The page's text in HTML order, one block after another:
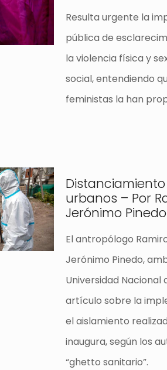
Resulta urgente la
pública de
la violencia física y
social, entendiendo
feministas la han
urbanos – Por
Jerónimo Pinedo
El antropólogo
Jerónimo Pinedo,
Universidad Nacional
artículo sobre la
el aislamiento
inaugura, según los
“ghetto sanitario”.